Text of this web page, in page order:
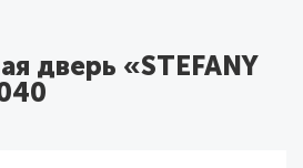
дверь «STEFANY